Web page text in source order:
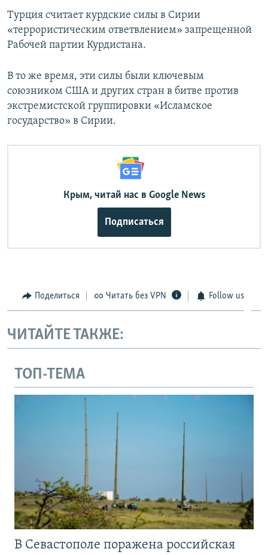
Турция считает курдские силы в Сирии
«террористическим ответвлением» запрещенной
Рабочей партии Курдистана.
В то же время, эти силы были ключевым
союзником США и других стран в битве против
экстремистской группировки «Исламское
государство» в Сирии.
Крым, читай нас в Google News
Подписаться
Поделиться Читать без VPN Follow us
ЧИТАЙТЕ ТАКЖЕ:
ТОП-ТЕМА
В Севастополе поражена российская